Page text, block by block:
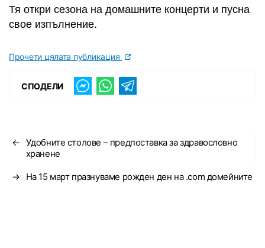
Тя откри сезона на домашните концерти и пусна
свое изпълнение.
Прочети цялата публикация
СПОДЕЛИ
← Удобните столове – предпоставка за здравословно
хранене
→ На 15 март празнуваме рожден ден на .com домейните